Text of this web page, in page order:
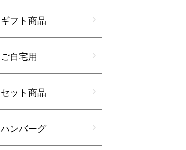
ギフト商品
ご自宅用
セット商品
ハンバーグ